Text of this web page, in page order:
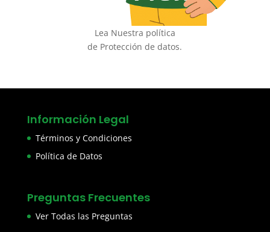
Lea Nuestra política
de Protección de datos.
Información Legal
Términos y Condiciones
Política de Datos
Preguntas Frecuentes
Ver Todas las Preguntas